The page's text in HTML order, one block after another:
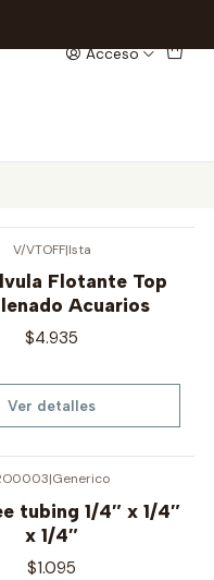
Acceso
V/VTOFF|Ista
Flotante Top
Acuarios
$4.935
Ver detalles
|Generico
tubing 1/4″ x 1/4″
x 1/4″
$1.095